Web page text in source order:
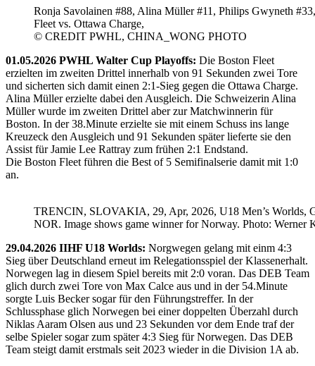
Ronja Savolainen #88, Alina Müller #11, Philips Gwyneth
Fleet vs. Ottawa Charge,
© CREDIT PWHL, CHINA_WONG PHOTO
01.05.2026 PWHL Walter Cup Playoffs: Die Boston Fleet
erzielten im zweiten Drittel innerhalb von 91 Sekunden zwei Tore
und sicherten sich damit einen 2:1-Sieg gegen die Ottawa Charge.
Alina Müller erzielte dabei den Ausgleich. Die Schweizerin Alina
Müller wurde im zweiten Drittel aber zur Matchwinnerin für
Boston. In der 38.Minute erzielte sie mit einem Schuss ins lange
Kreuzeck den Ausgleich und 91 Sekunden später lieferte sie den
Assist für Jamie Lee Rattray zum frühen 2:1 Endstand.
Die Boston Fleet führen die Best of 5 Semifinalserie damit mit 1:0
an.
TRENCIN, SLOVAKIA, 29, Apr, 2026, U18 Men’s Worlds,
NOR. Image shows game winner for Norway. Photo: Werner
29.04.2026 IIHF U18 Worlds: Norgwegen gelang mit einm 4:3
Sieg über Deutschland erneut im Relegationsspiel der Klassenerhalt.
Norwegen lag in diesem Spiel bereits mit 2:0 voran. Das DEB Team
glich durch zwei Tore von Max Calce aus und in der 54.Minute
sorgte Luis Becker sogar für den Führungstreffer. In der
Schlussphase glich Norwegen bei einer doppelten Überzahl durch
Niklas Aaram Olsen aus und 23 Sekunden vor dem Ende traf der
selbe Spieler sogar zum später 4:3 Sieg für Norwegen. Das DEB
Team steigt damit erstmals seit 2023 wieder in die Division 1A ab.